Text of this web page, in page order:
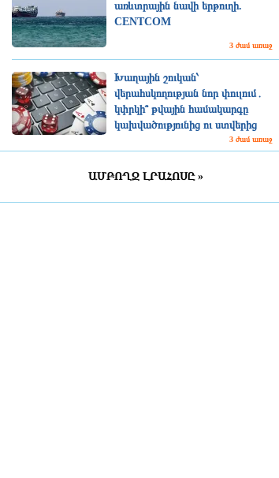
առևտրային նավի երթուղի.
CENTCOM
3 ժամ առաջ
Խաղային շուկան՝
վերահսկողության նոր փուլում․
կփրկի՞ թվային համակարգը
կախվածությունից ու ստվերից
3 ժամ առաջ
Հռոմեական կայսրության
ձեռքբերումներից մեկը
ԱՄԲՈՂՋ ԼՐԱՀՈՍԸ »